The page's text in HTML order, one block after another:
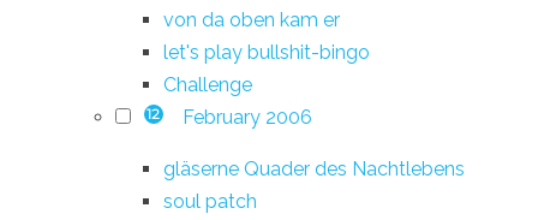
von da oben kam er
let's play bullshit-bingo
Challenge
12 February 2006
gläserne Quader des Nachtlebens
soul patch